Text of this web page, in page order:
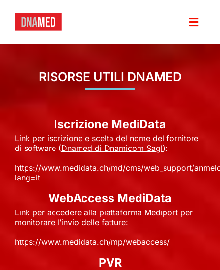
contenuto
PRIVACY E SICUREZZA DEI DATI
NEWS
ACADEMY
RISORSE UTILI DNAMED
Iscrizione MediData
Link per iscrizione e scelta del nome del fornitore
di software (Dnamed di Dnamicom Sagl):
https://www.medidata.ch/md/cms/web_support/
lang=it
WebAccess MediData
Link per accedere alla piattaforma Mediportper
monitorare l’invio delle fatture:
https://www.medidata.ch/mp/webaccess/
PVR